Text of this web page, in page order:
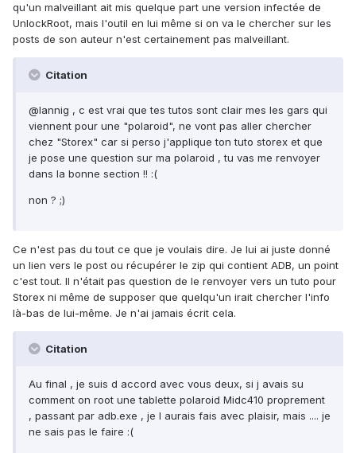
qu'un malveillant ait mis quelque part une version infectée de
UnlockRoot, mais l'outil en lui même si on va le chercher sur les
posts de son auteur n'est certainement pas malveillant.
Citation
@lannig , c est vrai que tes tutos sont clair mes les gars qui
viennent pour une "polaroid", ne vont pas aller chercher
chez "Storex" car si perso j'applique ton tuto storex et que
je pose une question sur ma polaroid , tu vas me renvoyer
dans la bonne section !! :(
non ? ;)
Ce n'est pas du tout ce que je voulais dire. Je lui ai juste donné
un lien vers le post ou récupérer le zip qui contient ADB, un point
c'est tout. Il n'était pas question de le renvoyer vers un tuto pour
Storex ni même de supposer que quelqu'un irait chercher l'info
là-bas de lui-même. Je n'ai jamais écrit cela.
Citation
Au final , je suis d accord avec vous deux, si j avais su
comment on root une tablette polaroid Midc410 proprement
, passant par adb.exe , je l aurais fais avec plaisir, mais .... je
ne sais pas le faire :(